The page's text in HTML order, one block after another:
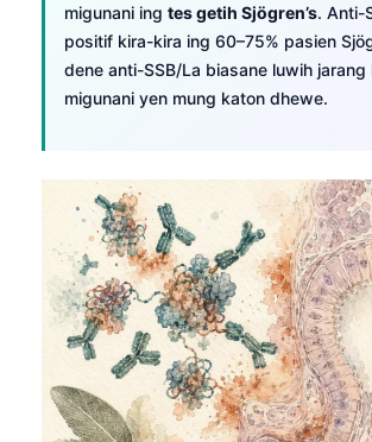
migunani ing tes getih Sjögren’s. Anti-
positif kira-kira ing 60–75% pasien
dene anti-SSB/La biasane luwih jarang
migunani yen mung katon dhewe.